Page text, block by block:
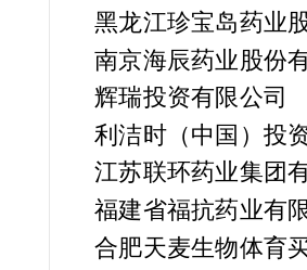
黑龙江珍宝岛药业
南京海辰药业股份
辉瑞投资有限公司
利洁时（中国）投
江苏联环药业集团
福建省福抗药业有
合肥天麦生物体育